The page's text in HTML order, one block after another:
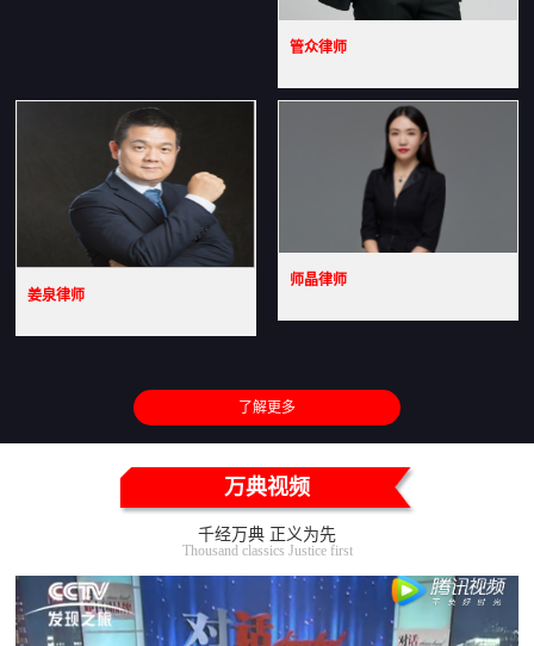
管众律师
姜泉律师
师晶律师
了解更多
万典视频
千经万典 正义为先
Thousand classics Justice first